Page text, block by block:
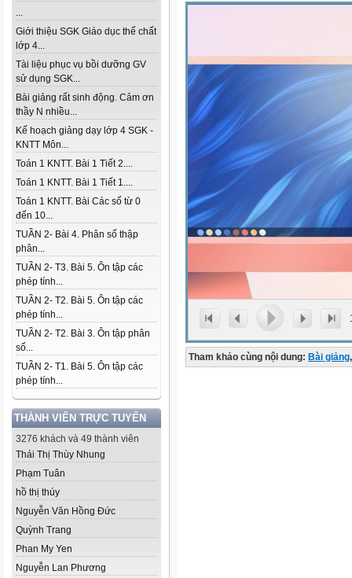
...
Giới thiệu SGK Giáo dục thể chất
lớp 4...
Tài liệu phục vụ bồi dưỡng GV
sử dụng SGK...
Bài giảng rất sinh động. Cảm ơn
thầy N nhiều...
Kế hoạch giảng dạy lớp 4 SGK -
KNTT Môn...
Toán 1 KNTT. Bài 1 Tiết 2....
Toán 1 KNTT. Bài 1 Tiết 1....
Toán 1 KNTT. Bài Các số từ 0
đến 10...
TUẦN 2- Bài 4. Phân số thập
phân...
TUẦN 2- T3. Bài 5. Ôn tập các
phép tính...
TUẦN 2- T2. Bài 5. Ôn tập các
phép tính...
TUẦN 2- T2. Bài 3. Ôn tập phân
số...
TUẦN 2- T1. Bài 5. Ôn tập các
phép tính...
THÀNH VIÊN TRỰC TUYẾN
3276 khách và 49 thành viên
Thái Thị Thùy Nhung
Phạm Tuân
hồ thị thúy
Nguyễn Văn Hồng Đức
Quỳnh Trang
Phan My Yen
Nguyễn Lan Phương
Tham khảo cùng nội dung: Bài giảng,